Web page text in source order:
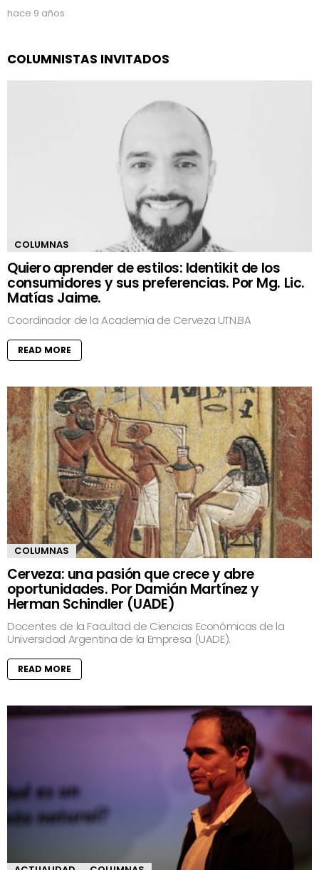
hace 9 años
COLUMNISTAS INVITADOS
COLUMNAS
Quiero aprender de estilos: Identikit de los
consumidores y sus preferencias. Por Mg. Lic.
Matías Jaime.
Coordinador de la Academia de Cerveza UTN.BA
READ MORE
COLUMNAS
Cerveza: una pasión que crece y abre
oportunidades. Por Damián Martínez y
Herman Schindler (UADE)
Docentes de la Facultad de Ciencias Económicas de la
Universidad Argentina de la Empresa (UADE).
READ MORE